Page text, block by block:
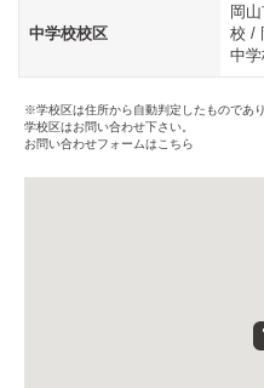
中学校校区
岡
校 /
中学
※学校区は住所から自動判定したものであ
学校区はお問い合わせ下さい。
お問い合わせフォームはこちら